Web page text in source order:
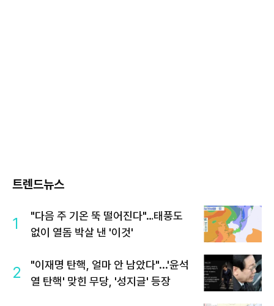
트렌드뉴스
1
"다음 주 기온 뚝 떨어진다"…태풍도
없이 열돔 박살 낸 '이것'
2
"이재명 탄핵, 얼마 안 남았다"...'윤석
열 탄핵' 맞힌 무당, '성지글' 등장